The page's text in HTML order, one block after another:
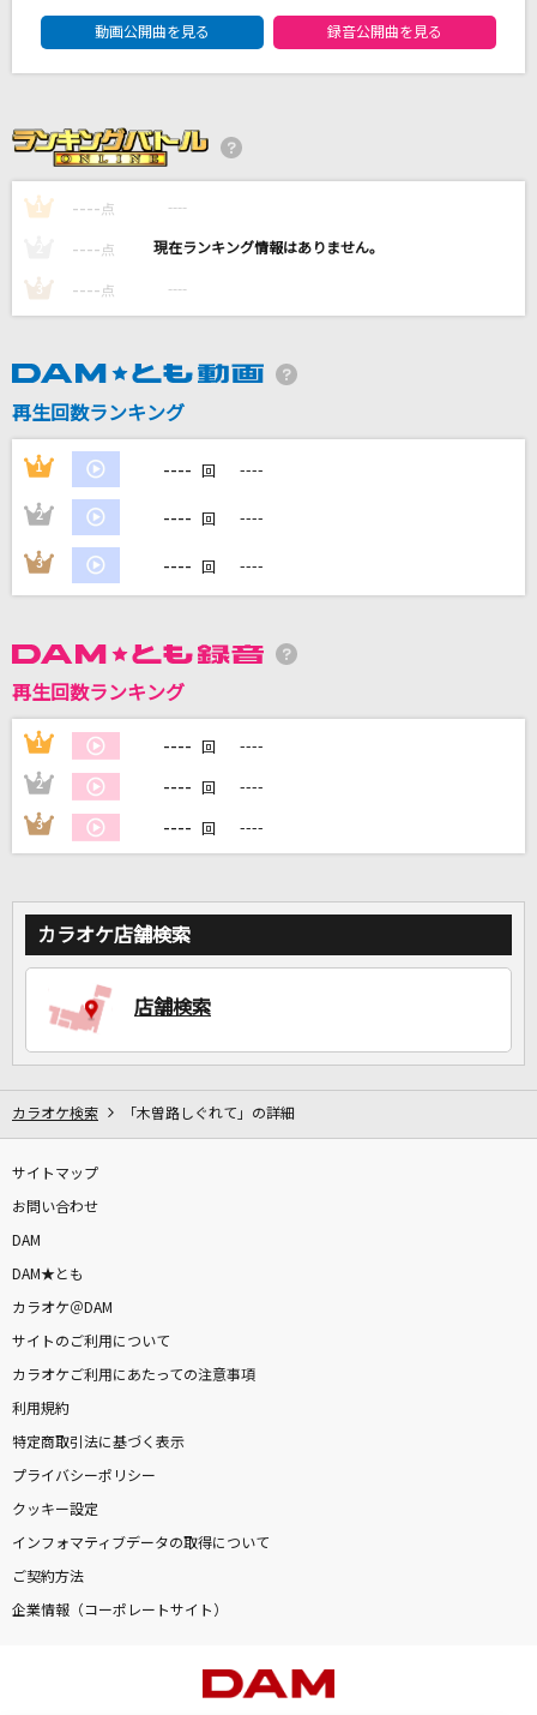
ホワイトノイズ
乃木坂46
愛のバクダン
[プロオケ]千の風になって
fhana
カラオケ最新情報をチェック！
DAM★ともボーカルエントリーランキング
動画公開曲を見る
録音公開曲を見る
1 ---- 点 ----
---- 点 ----
3 ---- 点 ----
再生回数ランキング
1 ---- 回 ----
2 ---- 回 ----
3 ---- 回 ----
再生回数ランキング
1 ---- 回 ----
2 ---- 回 ----
3 ---- 回 ----
カラオケ店舗検索
店舗検索
カラオケ検索 「木曽路しぐれて」の詳細
サイトマップ
お問い合わせ
DAM
DAM★とも
カラオケ＠DAM
サイトのご利用について
カラオケご利用にあたっての注意事項
利用規約
特定商取引法に基づく表示
プライバシーポリシー
クッキー設定
インフォマティブデータの取得について
ご契約方法
企業情報（コーポレートサイト）